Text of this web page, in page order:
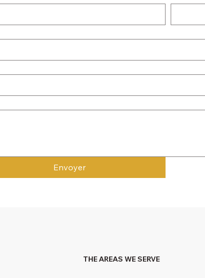
Envoyer
THE AREAS WE SERVE